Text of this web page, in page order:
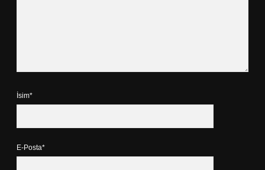
İsim*
E-Posta*